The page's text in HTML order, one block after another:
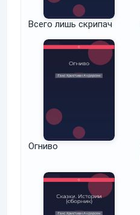
Всего лишь скрипач
Огниво